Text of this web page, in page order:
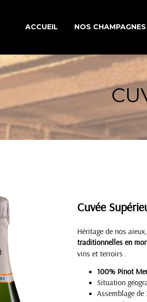
ACCUEIL NOS CHAMPAGNES
CUVÉES
CUVÉES
CUVÉES MILLÉSIMÉES
Cuvée
Héritage de nos
traditionnelles en
vins et terroirs .
100% Pinot
Situation
Assemblage de